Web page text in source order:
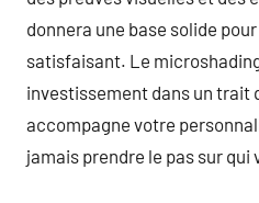
donnera une base solide
satisfaisant. Le
investissement dans un trait
accompagne votre
jamais prendre le pas sur